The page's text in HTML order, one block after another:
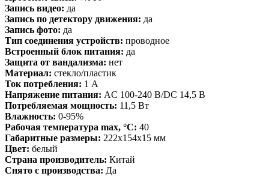
Запись видео: да
Запись по детектору движения: да
Запись фото: да
Тип соединения устройств: проводное
Встроенный блок питания: да
Защита от вандализма: нет
Материал: стекло/пластик
Ток потребления: 1 А
Напряжение питания: AC 100-240 В/DC 14,5 В
Потребляемая мощность: 11,5 Вт
Влажность: 0-95%
Рабочая температура max, °С: 40
Габаритные размеры: 222х154х15 мм
Цвет: белый
Страна производитель: Китай
Снято с производства: Да